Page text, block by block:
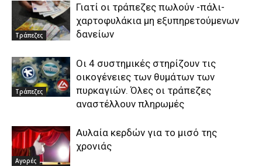
Τράπεζες
Γιατί οι τράπεζες πωλούν -πάλι-
χαρτοφυλάκια μη εξυπηρετούμενων
δανείων
Τράπεζες
Οι 4 συστημικές στηρίζουν τις
οικογένειες των θυμάτων των
πυρκαγιών. Όλες οι τράπεζες
αναστέλλουν πληρωμές
Αγορές
Αυλαία κερδών για το μισό της
χρονιάς